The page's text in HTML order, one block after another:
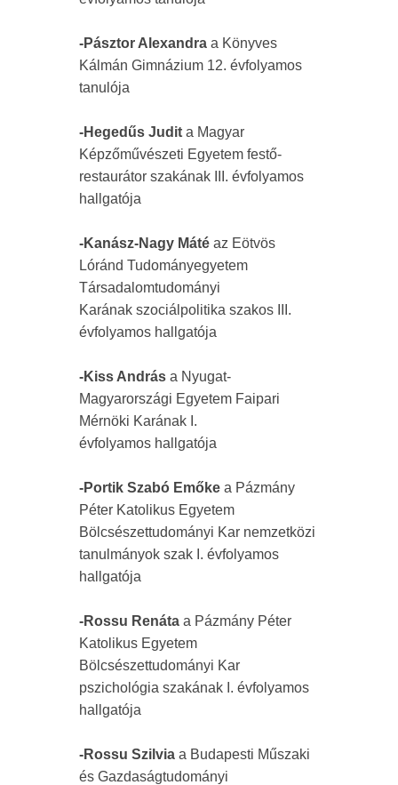
-Pásztor Alexandra a Könyves
Kálmán Gimnázium 12. évfolyamos
tanulója
-Hegedűs Judit a Magyar
Képzőművészeti Egyetem festő-
restaurátor szakának III. évfolyamos
hallgatója
-Kanász-Nagy Máté az Eötvös
Lóránd Tudományegyetem
Társadalomtudományi
Karának szociálpolitika szakos III.
évfolyamos hallgatója
-Kiss András a Nyugat-
Magyarországi Egyetem Faipari
Mérnöki Karának I.
évfolyamos hallgatója
-Portik Szabó Emőke a Pázmány
Péter Katolikus Egyetem
Bölcsészettudományi Kar nemzetközi
tanulmányok szak I. évfolyamos
hallgatója
-Rossu Renáta a Pázmány Péter
Katolikus Egyetem
Bölcsészettudományi Kar
pszichológia szakának I. évfolyamos
hallgatója
-Rossu Szilvia a Budapesti Műszaki
és Gazdaságtudományi